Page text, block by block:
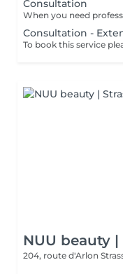
Consultation
Consultation -
To book this service
NUU beauty |
204, route d'Arlon